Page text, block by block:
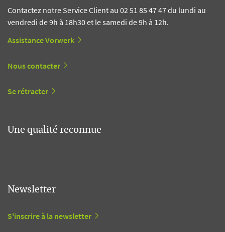
Contactez notre Service Client au 02 51 85 47 47 du lundi au
vendredi de 9h à 18h30 et le samedi de 9h à 12h.
Assistance Vorwerk
Nous contacter
Se rétracter
Une qualité reconnue
Newsletter
S'inscrire à la newsletter